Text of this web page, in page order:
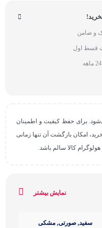
قسط اول
برای حفظ کیفیت و اطمینان
امکان بازگشت آن تنها زمانی
کالا سالم باشد.
نمایش بیشتر
سفید, صورتی, مشکی